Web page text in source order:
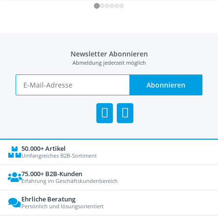
Newsletter Abonnieren
Abmeldung jederzeit möglich
Abonnieren
50.000+ Artikel
Umfangreiches B2B-Sortiment
75.000+ B2B-Kunden
Erfahrung im Geschäftskundenbereich
Ehrliche Beratung
Persönlich und lösungsorientiert